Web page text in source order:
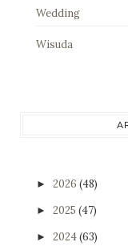
Wedding
Wisuda
► 2026 (48)
► 2025 (47)
► 2024(63)